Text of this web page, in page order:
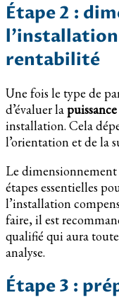
Étape 2 :
rentabilité
Une fois le type de
d’évaluer lapuissance
installation. Cela
l’orientation et de la
Le dimensionnement
étapes essentielles
l’installation
faire, il est
qualifié qui aura
analyse.
Étape 3 :